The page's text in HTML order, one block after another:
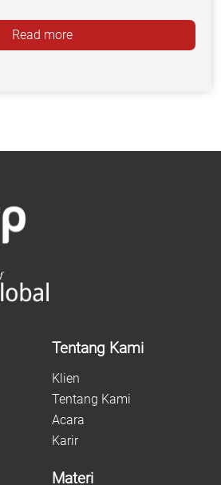
Read more
Tentang Kami
Klien
Tentang Kami
Acara
Karir
Materi